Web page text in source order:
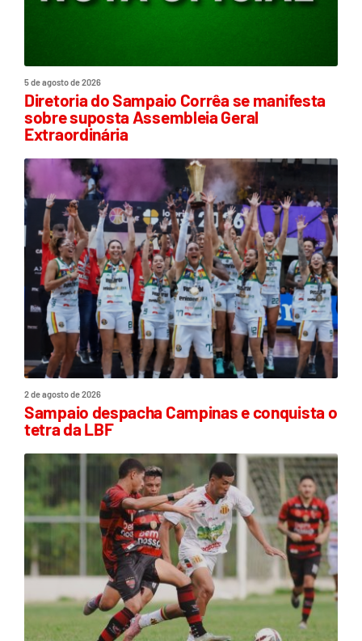
5 de agosto de 2026
Diretoria do Sampaio Corrêa se manifesta
sobre suposta Assembleia Geral
Extraordinária
2 de agosto de 2026
Sampaio despacha Campinas e conquista o
tetra da LBF